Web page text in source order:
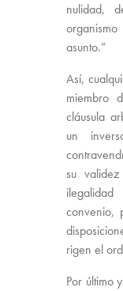
nulidad,
asunto.”
Así,
miembro
cláusula
un
su
convenio,
rigen el
Por último